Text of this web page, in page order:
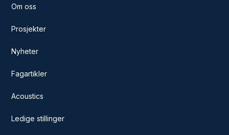
Om oss
Prosjekter
Nyheter
Fagartikler
Acoustics
Ledige stillinger